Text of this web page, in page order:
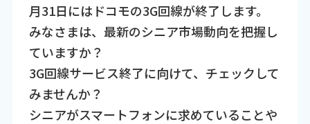
月31日にはドコモの3G回線が終了します。
みなさまは、最新のシニア市場動向を把握し
ていますか？
3G回線サービス終了に向けて、チェックして
みませんか？
シニアがスマートフォンに求めていることや